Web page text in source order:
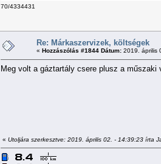
70/4334431
Re: Márkaszervizek, költségek
« Hozzászólás #1844 Dátum: 2019. április
Meg volt a gáztartály csere plusz a
« Utoljára szerkesztve: 2019. április 02. - 14:39:23 írta